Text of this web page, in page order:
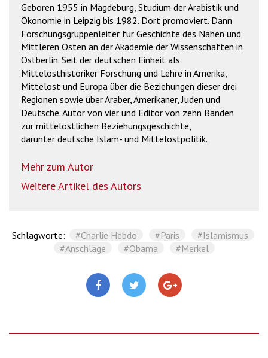
Geboren 1955 in Magdeburg, Studium der Arabistik und
Ökonomie in Leipzig bis 1982. Dort promoviert. Dann
Forschungsgruppenleiter für Geschichte des Nahen und
Mittleren Osten an der Akademie der Wissenschaften in
Ostberlin. Seit der deutschen Einheit als
Mittelosthistoriker Forschung und Lehre in Amerika,
Mittelost und Europa über die Beziehungen dieser drei
Regionen sowie über Araber, Amerikaner, Juden und
Deutsche. Autor von vier und Editor von zehn Bänden
zur mittelöstlichen Beziehungsgeschichte,
darunter deutsche Islam- und Mittelostpolitik.
Mehr zum Autor
Weitere Artikel des Autors
Schlagworte: #Charlie Hebdo #Paris
#Islamismus
#Anschläge
#Obama #Merkel